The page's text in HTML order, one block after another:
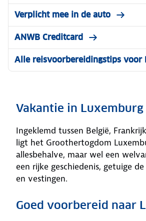
Verplicht mee in de auto
ANWB Creditcard
Alle reisvoorbereidingstips voor
Vakantie in Luxemburg
Ingeklemd tussen België,
ligt het Groothertogdom
allesbehalve, maar wel een
een rijke geschiedenis, getuige
en vestingen.
Goed voorbereid naar